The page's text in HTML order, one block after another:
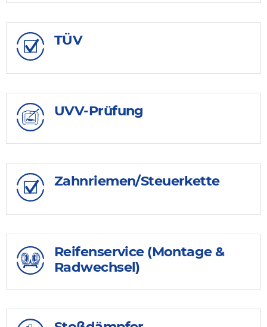
TÜV
UVV-Prüfung
Zahnriemen/Steuerkette
Reifenservice (Montage &
Radwechsel)